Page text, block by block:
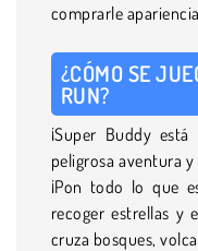
comprarle
¿CÓMO SE
RUN?
¡Super Buddy
peligrosa aventura
¡Pon todo lo que
recoger estrellas y
cruza bosques,